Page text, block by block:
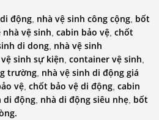
động, nhà vệ sinh công cộng, bốt
vệ sinh, cabin bảo vệ, chốt
di dong, nhà vệ sinh
sinh sự kiện, container vệ sinh,
trường, nhà vệ sinh di động giá
vệ, chốt bảo vệ di động, cabin
di động, nhà di động siêu nhẹ, bốt